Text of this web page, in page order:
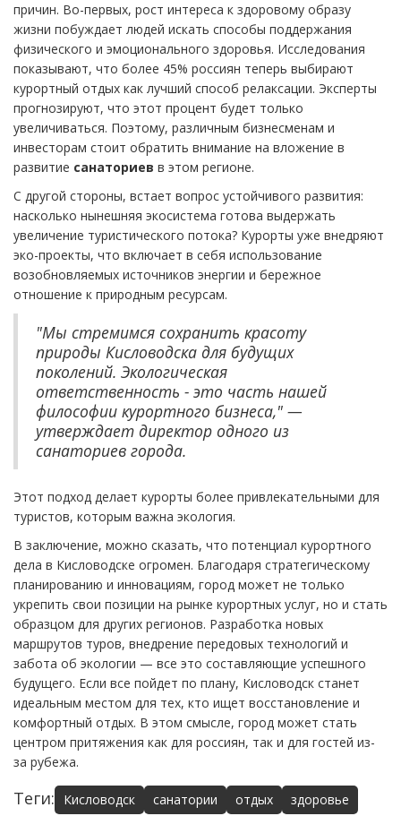
причин. Во-первых, рост интереса к здоровому образу
жизни побуждает людей искать способы поддержания
физического и эмоционального здоровья. Исследования
показывают, что более 45% россиян теперь выбирают
курортный отдых как лучший способ релаксации. Эксперты
прогнозируют, что этот процент будет только
увеличиваться. Поэтому, различным бизнесменам и
инвесторам стоит обратить внимание на вложение в
развитие санаториев в этом регионе.
С другой стороны, встает вопрос устойчивого развития:
насколько нынешняя экосистема готова выдержать
увеличение туристического потока? Курорты уже внедряют
эко-проекты, что включает в себя использование
возобновляемых источников энергии и бережное
отношение к природным ресурсам.
"Мы стремимся сохранить красоту
природы Кисловодска для будущих
поколений. Экологическая
ответственность - это часть нашей
философии курортного бизнеса," —
утверждает директор одного из
санаториев города.
Этот подход делает курорты более привлекательными для
туристов, которым важна экология.
В заключение, можно сказать, что потенциал курортного
дела в Кисловодске огромен. Благодаря стратегическому
планированию и инновациям, город может не только
укрепить свои позиции на рынке курортных услуг, но и стать
образцом для других регионов. Разработка новых
маршрутов туров, внедрение передовых технологий и
забота об экологии — все это составляющие успешного
будущего. Если все пойдет по плану, Кисловодск станет
идеальным местом для тех, кто ищет восстановление и
комфортный отдых. В этом смысле, город может стать
центром притяжения как для россиян, так и для гостей из-
за рубежа.
Теги: Кисловодск санатории отдых здоровье